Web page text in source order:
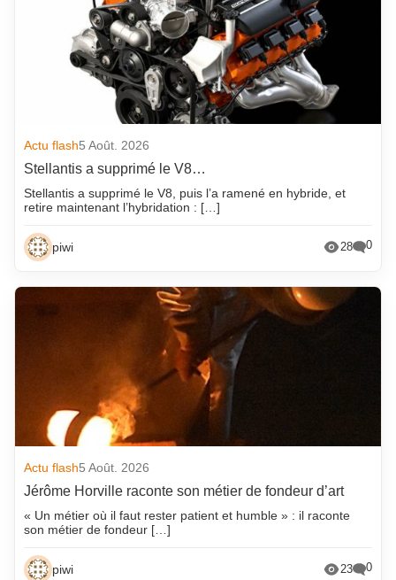
Actu flash5 Août. 2026
Stellantis a supprimé le V8…
Stellantis a supprimé le V8, puis l’a ramené en hybride, et
retire maintenant l’hybridation : […]
piwi 28 0
Actu flash5 Août. 2026
Jérôme Horville raconte son métier de fondeur d’art
« Un métier où il faut rester patient et humble » : il raconte
son métier de fondeur […]
piwi 23 0